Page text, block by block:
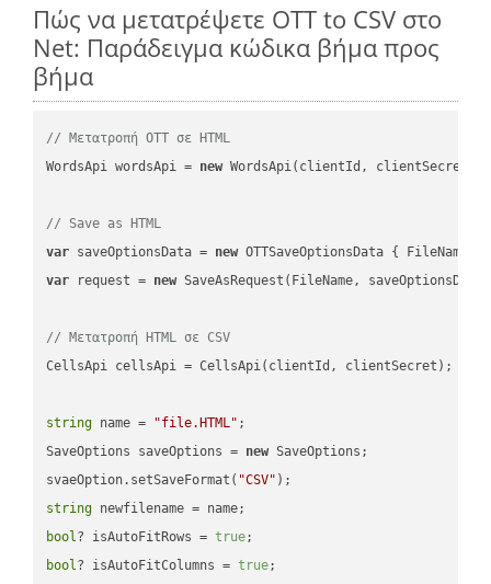
Πώς να μετατρέψετε OTT to CSV στο
Net: Παράδειγμα κώδικα βήμα προς
βήμα
// Μετατροπή OTT σε HTML
WordsApi wordsApi = new WordsApi(clientId, clientSecret);
// Save as HTML
var saveOptionsData = new OTTSaveOptionsData { FileName =
var request = new SaveAsRequest(FileName,
// Μετατροπή HTML σε CSV
CellsApi cellsApi = CellsApi(clientId, clientSecret);
string name = "file.HTML" ;
SaveOptions saveOptions = new SaveOptions;
svaeOption.setSaveFormat( "CSV"
string
bool? isAutoFitRows = true
bool? isAutoFitColumns = true